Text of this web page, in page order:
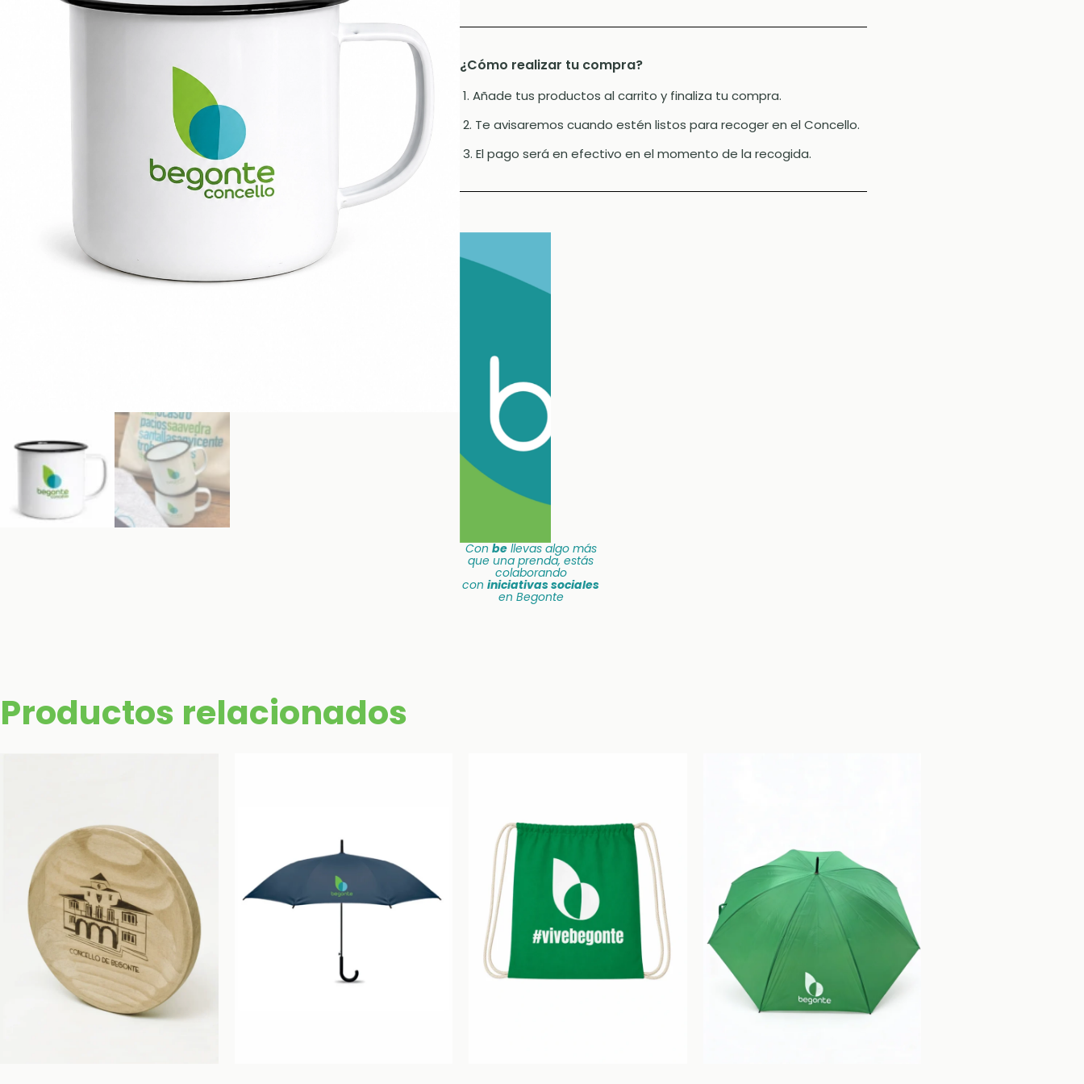
¿Cómo realizar tu compra?
1. Añade tus productos al carrito y finaliza tu compra.
2. Te avisaremos cuando estén listos para recoger en el Concello.
3. El pago será en efectivo en el momento de la recogida.
Conbellevas algo más
que una prenda, estás
colaborando
coniniciativas sociales
en Begonte
Productos relacionados